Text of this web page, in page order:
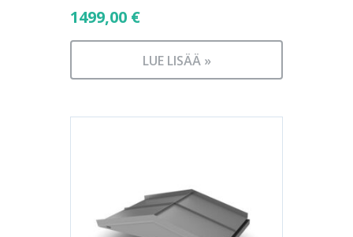
1499,00 €
LUE LISÄÄ »